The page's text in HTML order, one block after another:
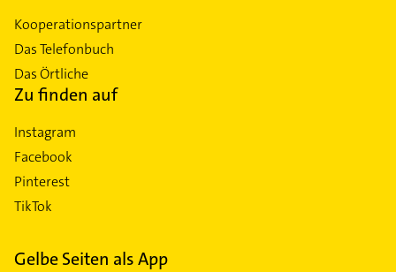
Kooperationspartner
Das Telefonbuch
Das Örtliche
Zu finden auf
Instagram
Facebook
Pinterest
TikTok
Gelbe Seiten als App